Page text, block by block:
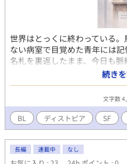
世界はとっくに終わっている
ない病室で目覚めた青年には
名札を裏返したまま、今日も
爆発した。自動販売機との戦
り替えなくても萎れない青い
（作者の中ではBLなのでBLで
続き
文字数
BL ディストピア SF
長編 連載中 なし